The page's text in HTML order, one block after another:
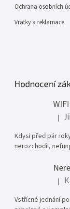
Ochrana osobních
Vratky a reklamace
Hodnocení
|
Kdysi před pár
nerozchodil,
|
Vstřícné jednání